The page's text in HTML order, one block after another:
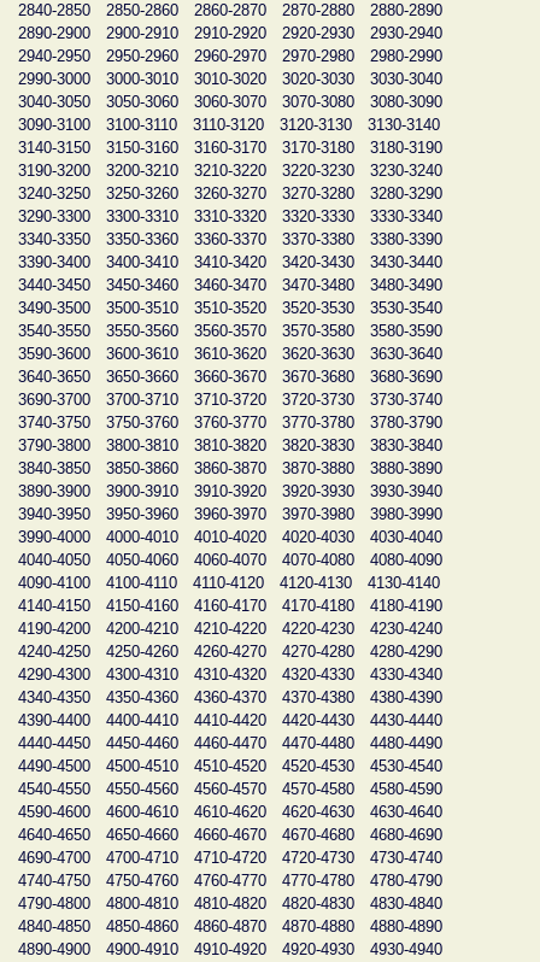
2840-2850
2850-2860 2860-2870 2870-2880
2880-2890
2890-2900
2900-2910 2910-2920 2920-2930
2930-2940
2940-2950
2950-2960 2960-2970 2970-2980
2980-2990
2990-3000
3000-3010 3010-3020 3020-3030
3030-3040
3040-3050
3050-3060 3060-3070 3070-3080
3080-3090
3090-3100
3100-3110 3110-3120 3120-3130
3130-3140
3140-3150
3150-3160 3160-3170 3170-3180
3180-3190
3190-3200
3200-3210 3210-3220 3220-3230
3230-3240
3240-3250
3250-3260 3260-3270 3270-3280
3280-3290
3290-3300
3300-3310 3310-3320 3320-3330
3330-3340
3340-3350
3350-3360 3360-3370 3370-3380
3380-3390
3390-3400
3400-3410 3410-3420 3420-3430
3430-3440
3440-3450
3450-3460 3460-3470 3470-3480
3480-3490
3490-3500
3500-3510 3510-3520 3520-3530
3530-3540
3540-3550
3550-3560 3560-3570 3570-3580
3580-3590
3590-3600
3600-3610 3610-3620 3620-3630
3630-3640
3640-3650
3650-3660 3660-3670 3670-3680
3680-3690
3690-3700
3700-3710 3710-3720 3720-3730
3730-3740
3740-3750
3750-3760 3760-3770 3770-3780
3780-3790
3790-3800
3800-3810 3810-3820 3820-3830
3830-3840
3840-3850
3850-3860 3860-3870 3870-3880
3880-3890
3890-3900
3900-3910 3910-3920 3920-3930
3930-3940
3940-3950
3950-3960 3960-3970 3970-3980
3980-3990
3990-4000
4000-4010 4010-4020 4020-4030
4030-4040
4040-4050
4050-4060 4060-4070 4070-4080
4080-4090
4090-4100
4100-4110 4110-4120 4120-4130
4130-4140
4140-4150
4150-4160 4160-4170 4170-4180
4180-4190
4190-4200
4200-4210 4210-4220 4220-4230
4230-4240
4240-4250
4250-4260 4260-4270 4270-4280
4280-4290
4290-4300
4300-4310 4310-4320 4320-4330
4330-4340
4340-4350
4350-4360 4360-4370 4370-4380
4380-4390
4390-4400
4400-4410 4410-4420 4420-4430
4430-4440
4440-4450
4450-4460 4460-4470 4470-4480
4480-4490
4490-4500
4500-4510 4510-4520 4520-4530
4530-4540
4540-4550
4550-4560 4560-4570 4570-4580
4580-4590
4590-4600
4600-4610 4610-4620 4620-4630
4630-4640
4640-4650
4650-4660 4660-4670 4670-4680
4680-4690
4690-4700
4700-4710 4710-4720 4720-4730
4730-4740
4740-4750
4750-4760 4760-4770 4770-4780
4780-4790
4790-4800
4800-4810 4810-4820 4820-4830
4830-4840
4840-4850
4850-4860 4860-4870 4870-4880
4880-4890
4890-4900
4900-4910 4910-4920 4920-4930
4930-4940